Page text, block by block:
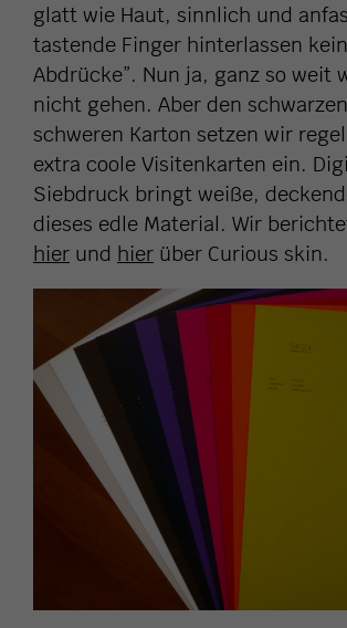
glatt wie Haut, sinnlich und
tastende Finger hinterlassen
Abdrücke”. Nun ja, ganz so weit
nicht gehen. Aber den
schweren Karton setzen wir
extra coole Visitenkarten ein.
Siebdruck bringt weiße,
dieses edle Material. Wir
hier und hier über Curious skin.